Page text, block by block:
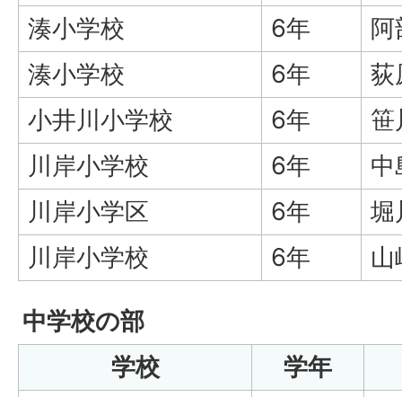
湊小学校
6年
阿
湊小学校
6年
荻
小井川小学校
6年
笹
川岸小学校
6年
中
川岸小学区
6年
堀
川岸小学校
6年
中学校の部
学校
学年